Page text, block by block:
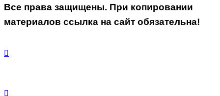
Все права защищены. При копировании
материалов ссылка на сайт обязательна!